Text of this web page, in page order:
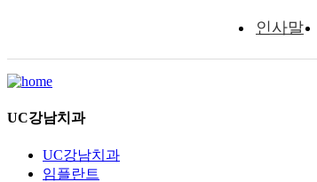
인사말
UC강남치과
UC강남치과
임플란트